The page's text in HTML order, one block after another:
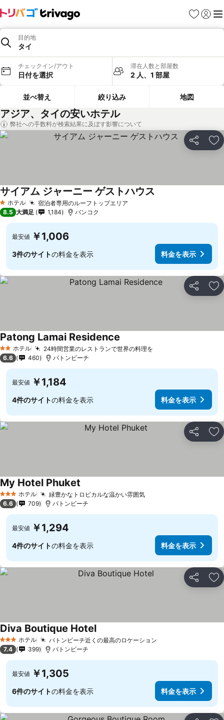
お気に入り
ログイ
メ
目的地
タイ
チェックイン/アウト
日付を選択
滞在人数と部屋数
2 人、1 部屋
並べ替え 絞り込み 地図
アジア、タイの安いホテル
弊社への手数料が検索結果に及ぼす影響について
シェア お
1 ホテルのランク
ホテル 宿泊者専用のルーフトップエリア
サイアム ジャーニー ゲストハウス
8.5 大満足 1,184 バンコク
最安値 ￥1,006
3件のサイトの料金を表示 料金を表示
シェア お
2 ホテルのランク
ホテル 24時間営業のレストランで世界の料理を
Patong Lamai Residence
6.6 460 パトンビーチ
最安値 ￥1,184
4件のサイトの料金を表示 料金を表示
シェア お
3 ホテルのランク
ホテル 緑豊かなトロピカルな温かい雰囲気料金を表示
My Hotel Phuket
6.6 709 パトンビーチ
最安値 ￥1,294
4件のサイトの料金を表示 料金を表示
シェア お
3 ホテルのランク
ホテル パトンビーチ近くの最高のロケーション
Diva Boutique Hotel料金を表示
7.4 399 パトンビーチ
最安値 ￥1,305
6件のサイトの料金を表示 料金を表示